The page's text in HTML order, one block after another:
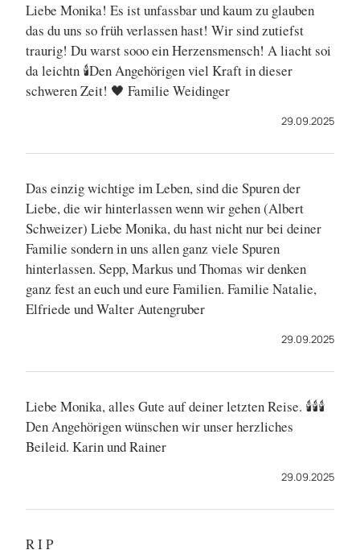
Liebe Monika! Es ist unfassbar und kaum zu glauben
das du uns so früh verlassen hast! Wir sind zutiefst
traurig! Du warst sooo ein Herzensmensch! A liacht soi
da leichtn 🕯️Den Angehörigen viel Kraft in dieser
schweren Zeit! 🖤 Familie Weidinger
29.09.2025
Das einzig wichtige im Leben, sind die Spuren der
Liebe, die wir hinterlassen wenn wir gehen (Albert
Schweizer) Liebe Monika, du hast nicht nur bei deiner
Familie sondern in uns allen ganz viele Spuren
hinterlassen. Sepp, Markus und Thomas wir denken
ganz fest an euch und eure Familien. Familie Natalie,
Elfriede und Walter Autengruber
29.09.2025
Liebe Monika, alles Gute auf deiner letzten Reise. 🕯🕯🕯
Den Angehörigen wünschen wir unser herzliches
Beileid. Karin und Rainer
29.09.2025
R I P